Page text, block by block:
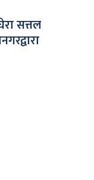
सत्तल